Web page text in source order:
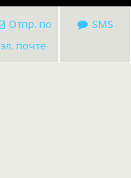
Отпр. по
эл. почте
SMS